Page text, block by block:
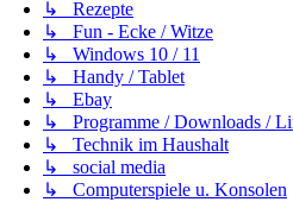
↳ Rezepte
↳ Fun - Ecke / Witze
↳ Windows 10 / 11
↳ Handy / Tablet
↳ Ebay
↳ Programme / Downloads /
↳ Technik im Haushalt
↳ social media
↳ Computerspiele u. Konsolen